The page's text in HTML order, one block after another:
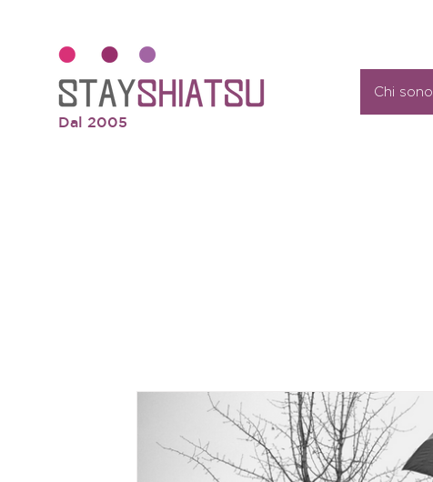
Dal 2005
Chi sono